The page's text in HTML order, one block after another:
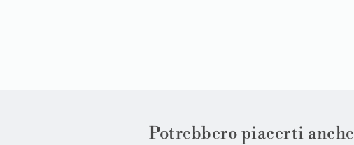
Potrebbero piacerti anche